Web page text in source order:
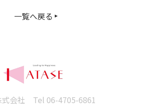
一覧へ戻る
式会社 Tel 06-4705-6861